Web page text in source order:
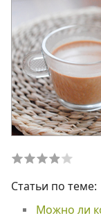
Статьи по теме:
Можно ли